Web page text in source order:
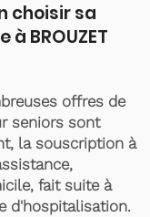
choisir sa
BROUZET
offres de
seniors sont
la souscription à
fait suite à
d'hospitalisation.